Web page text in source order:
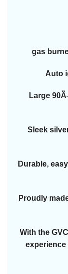
Auto
Large
Sleek
Durable,
Proudly
With the
experience